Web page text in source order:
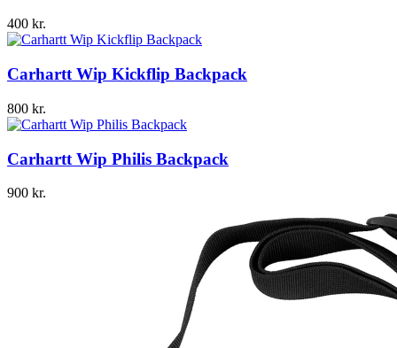
400 kr.
Carhartt Wip Kickflip Backpack
800 kr.
Carhartt Wip Philis Backpack
900 kr.